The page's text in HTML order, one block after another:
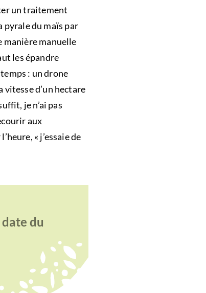
un traitement
pyrale du maïs par
manière manuelle
les épandre
: un drone
d’un hectare
je n’ai pas
aux
« j’essaie de
du